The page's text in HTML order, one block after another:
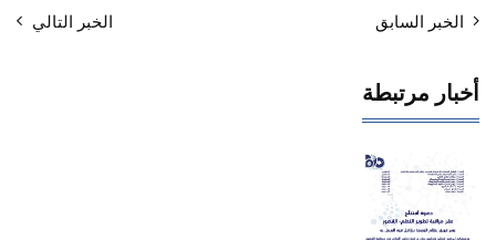
الخبر السابق الخبر التالي
أخبار مرتبطة